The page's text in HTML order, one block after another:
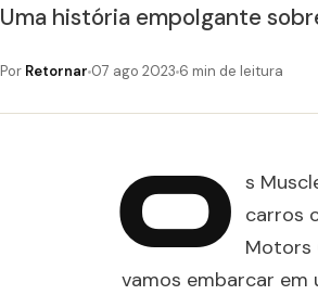
Uma história empolgante
Por Retornar 07 ago 2023 6 min de leitura
O s
carros
Motors
vamos embarcar em